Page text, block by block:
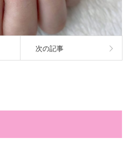
次の記事